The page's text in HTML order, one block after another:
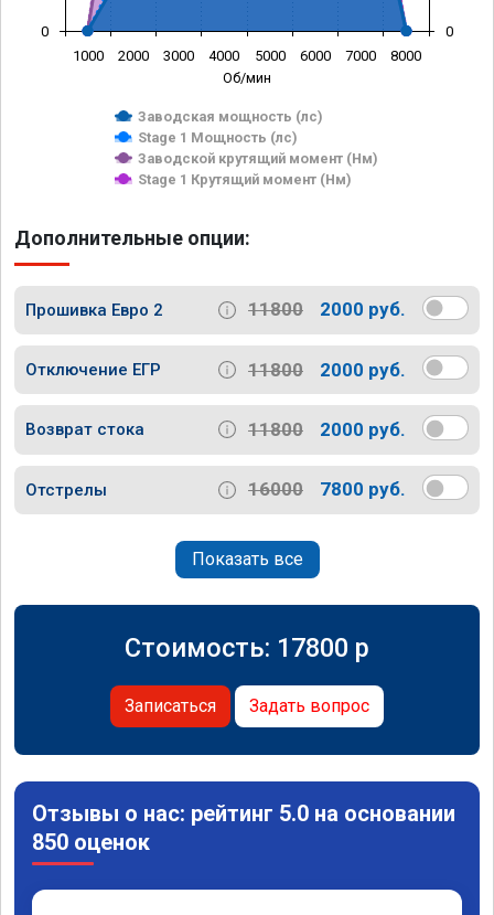
Об/мин
Заводская мощность (лс)
Stage 1 Мощность (лс)
Заводской крутящий момент (Нм)
Stage 1 Крутящий момент (Нм)
1000 2000 3000 4000 5000 6000 7000 8000
0 0
Дополнительные опции:
Прошивка Евро 2 11800 2000 руб.
Отключение ЕГР 11800 2000 руб.
Возврат стока 11800 2000 руб.
Отстрелы 16000 7800 руб.
Показать все
Стоимость: 17800 p
Записаться Задать вопрос
Отзывы о нас: рейтинг 5.0 на основании
850 оценок